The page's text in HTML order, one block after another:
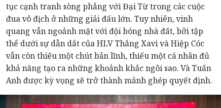
tục cạnh tranh sòng phẳng với Đại Từ trong các cuộc
đua vô địch ở những giải đấu lớn. Tuy nhiên, vinh
quang vẫn ngoảnh mặt với đội bóng nhà đất, bởi tập
thể dưới sự dẫn dắt của HLV Thắng Xavi và Hiệp Cóc
vẫn còn thiếu một chút bản lĩnh, thiếu một cá nhân đủ
khả năng tạo ra những khoảnh khắc ngôi sao. Và Tuấn
Anh được kỳ vọng sẽ trở thành mảnh ghép quyết định.